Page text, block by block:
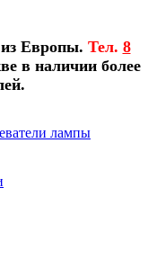
Европы. Тел. 8
в наличии более
лампы